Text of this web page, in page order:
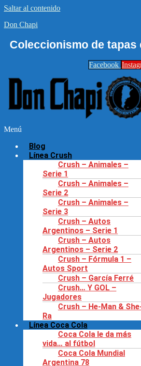
Saltar al contenido
Don Chapi
Coleccionismo de
Facebook
Menú
Blog
Línea Crush
Crush – Animales –
Serie 1
Crush – Animales –
Serie 2
Crush – Animales –
Serie 3
Crush – Autos
Argentinos – Serie 1
Crush – Autos
Argentinos – Serie 2
Crush – Fórmula 1 –
Autos Sport
Crush – García Ferré
Crush… Y GOL –
Jugadores
Crush – He-Man &
Ra
Línea Coca Cola
Coca Cola le da más
vida… al fútbol
Coca Cola Mundial
Argentina 78